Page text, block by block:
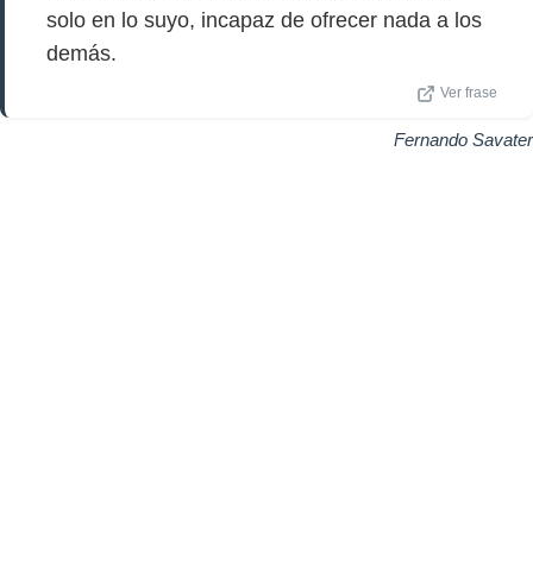
solo en lo suyo, incapaz de ofrecer nada a los
demás.
Ver frase
Fernando Savater